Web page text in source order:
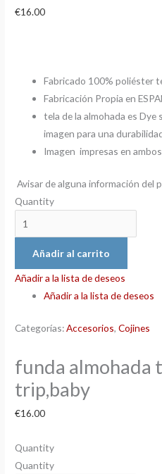
€16.00
Fabricado 100% poliéster
Fabricación Propia en
tela de la almohada es
imagen para una
Imagen impresas en
Avisar de alguna información del
Quantity
Añadir al carrito
Añadir a la lista de deseos
Añadir a la lista de deseos
Categorías:Accesorios,Cojines
funda almohada
trip,baby
€16.00
Quantity
Quantity